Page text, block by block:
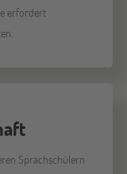
erfordert
Sprachschülern